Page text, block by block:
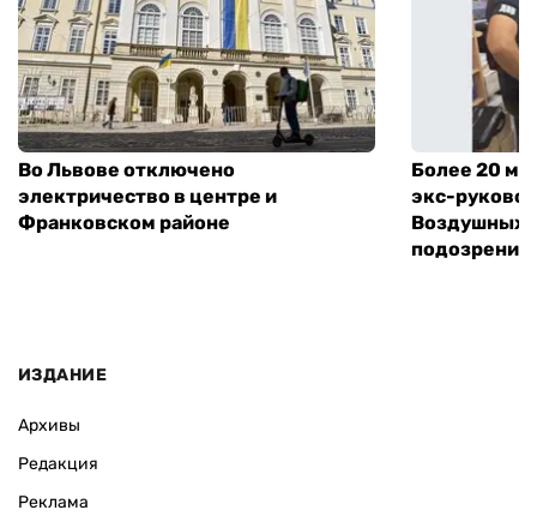
Во Львове отключено
электричество в центре и
Франковском районе
Более 20
экс-
Воздушных
подозрение
ИЗДАНИЕ
Архивы
Редакция
Реклама